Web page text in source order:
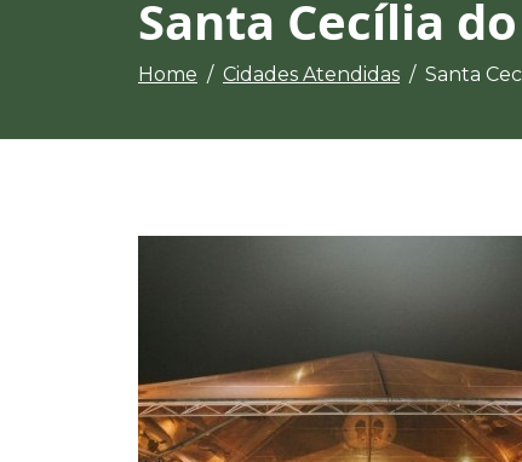
Santa Cecília
Home Cidades Atendidas Santa